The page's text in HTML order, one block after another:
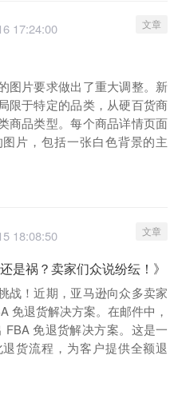
17:24:00 文章
图片要求做出了重大调整。新
限于特定的品类，从硬百货商
商品类型。每个商品详情页面
片，包括一张白色背景的主
18:08:50 文章
是祸？卖家们众说纷纭！》
战！近期，亚马逊向众多卖家
免退货解决方案。在邮件中，
FBA 免退货解决方案。这是一
货流程，为客户提供全额退